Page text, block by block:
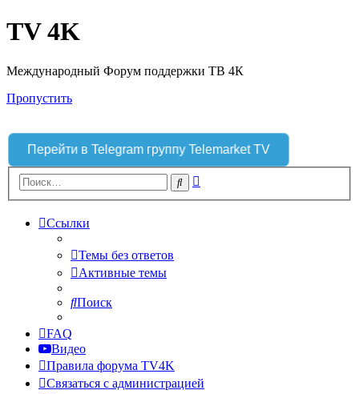
TV 4K
Международный Форум поддержки ТВ 4К
Пропустить
Перейти в Telegram группу Telemarket TV
Поиск
Ссылки
Темы без ответов
Активные темы
Поиск
FAQ
Видео
Правила форума TV4K
Связаться с администрацией